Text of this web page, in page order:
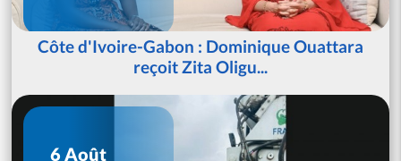
Côte d'Ivoire-Gabon : Dominique Ouattara
reçoit Zita Oligu...
6 Août